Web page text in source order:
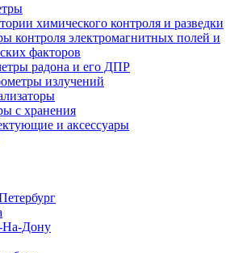
химического контроля и разведки
контроля электромагнитных полей и
факторов
радона и его ДПР
излучений
с хранения
и аксессуары
На-Дону